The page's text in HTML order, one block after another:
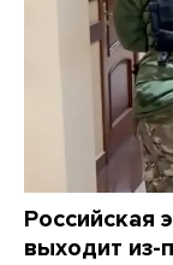
Российская
выходит из-